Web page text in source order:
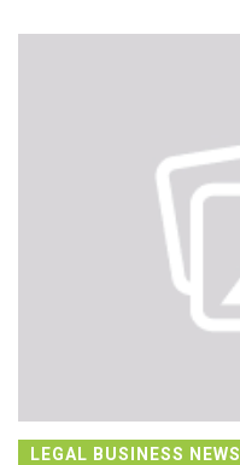
LEGAL BUSINESS NEWS